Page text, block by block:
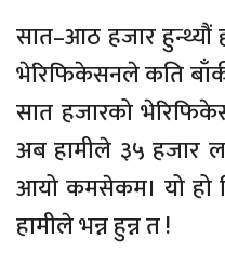
सात–आठ हजार हुन्थ्यौं
भेरिफिकेसनले कति
सात हजारको
अब हामीले ३५ हजार
आयो कमसेकम। यो हो
हामीले भन्न हुन्न त !